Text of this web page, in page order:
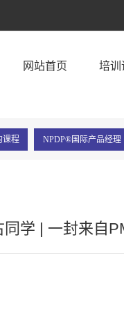
网站首页 培训
课程 NPDP®国际产品经理
同学 | 一封来自